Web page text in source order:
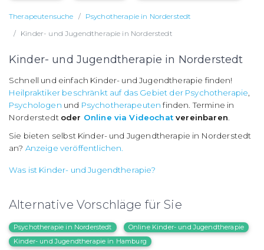
Therapeutensuche
Psychotherapie in Norderstedt
Kinder- und Jugendtherapie in Norderstedt
Kinder- und Jugendtherapie in Norderstedt
Schnell und einfach Kinder- und Jugendtherapie finden!
Heilpraktiker beschränkt auf das Gebiet der Psychotherapie
Psychologen und Psychotherapeuten finden. Termine in
Norderstedt oder Online via Videochatvereinbaren
Sie bieten selbst Kinder- und Jugendtherapie in Norderstedt
an? Anzeige veröffentlichen.
Was ist Kinder- und Jugendtherapie?
Alternative Vorschläge für Sie
Psychotherapie in Norderstedt
Online Kinder- und Jugendtherapie
Kinder- und Jugendtherapie in Hamburg